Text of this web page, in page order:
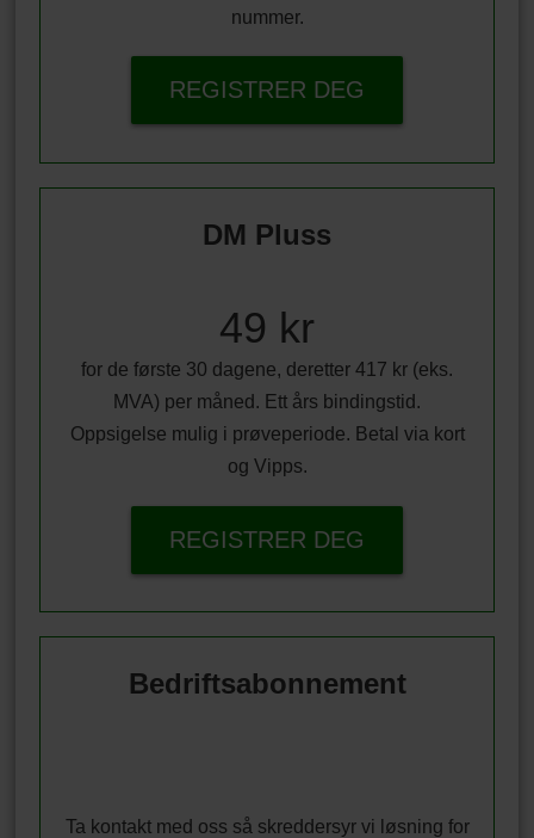
nummer.
REGISTRER DEG
DM Pluss
49 kr
for de første 30 dagene, deretter 417 kr (eks.
MVA) per måned. Ett års bindingstid.
Oppsigelse mulig i prøveperiode. Betal via kort
og Vipps.
REGISTRER DEG
Bedriftsabonnement
Ta kontakt med oss så skreddersyr vi løsning for